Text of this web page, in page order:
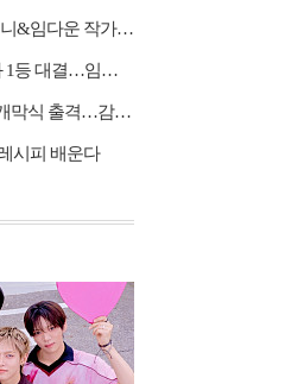
'유퀴즈' 이은결·임봉근 할머니&임다운 작가·이승철, '...
'전설의 사내' 성리, 이루네와 1등 대결…임영웅 '보금...
성리, 다대포선셋영화축제 개막식 출격…감성 라이브 예고
시피 배운다